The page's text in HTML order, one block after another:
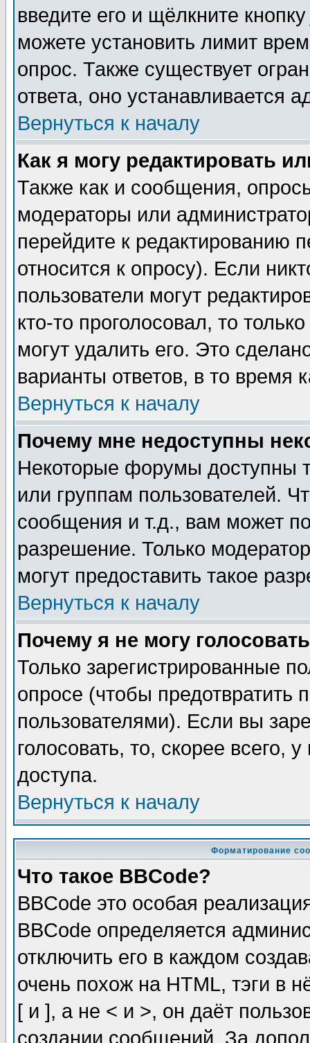
введите его и щёлкните
можете установить лимит
опрос. Также существует
ответа, оно устанавливается
Вернуться к началу
Как я могу редактировать
Также как и сообщения,
модераторы или
перейдите к редактированию
относится к опросу). Если
пользователи могут
кто-то проголосовал, то
могут удалить его. Это
варианты ответов, в то время
Вернуться к началу
Почему мне недоступны
Некоторые форумы доступны
или группам пользователей.
сообщения и т.д., вам может
разрешение. Только
могут предоставить такое
Вернуться к началу
Почему я не могу
Только зарегистрированные
опросе (чтобы предотвратить
пользователями). Если вы
голосовать, то, скорее всего,
доступа.
Вернуться к началу
Форматирование
Что такое BBCode?
BBCode это особая
BBCode определяется
отключить его в каждом
очень похож на HTML, тэги в
[ и ], а не < и >, он даёт
создании сообщений. За